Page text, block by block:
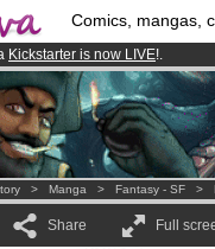
Comics, mangas,
Kickstarter is now LIVE!.
100000membersand 1000
membership from3.95 euros
> Manga > Fantasy - SF >
Share Full